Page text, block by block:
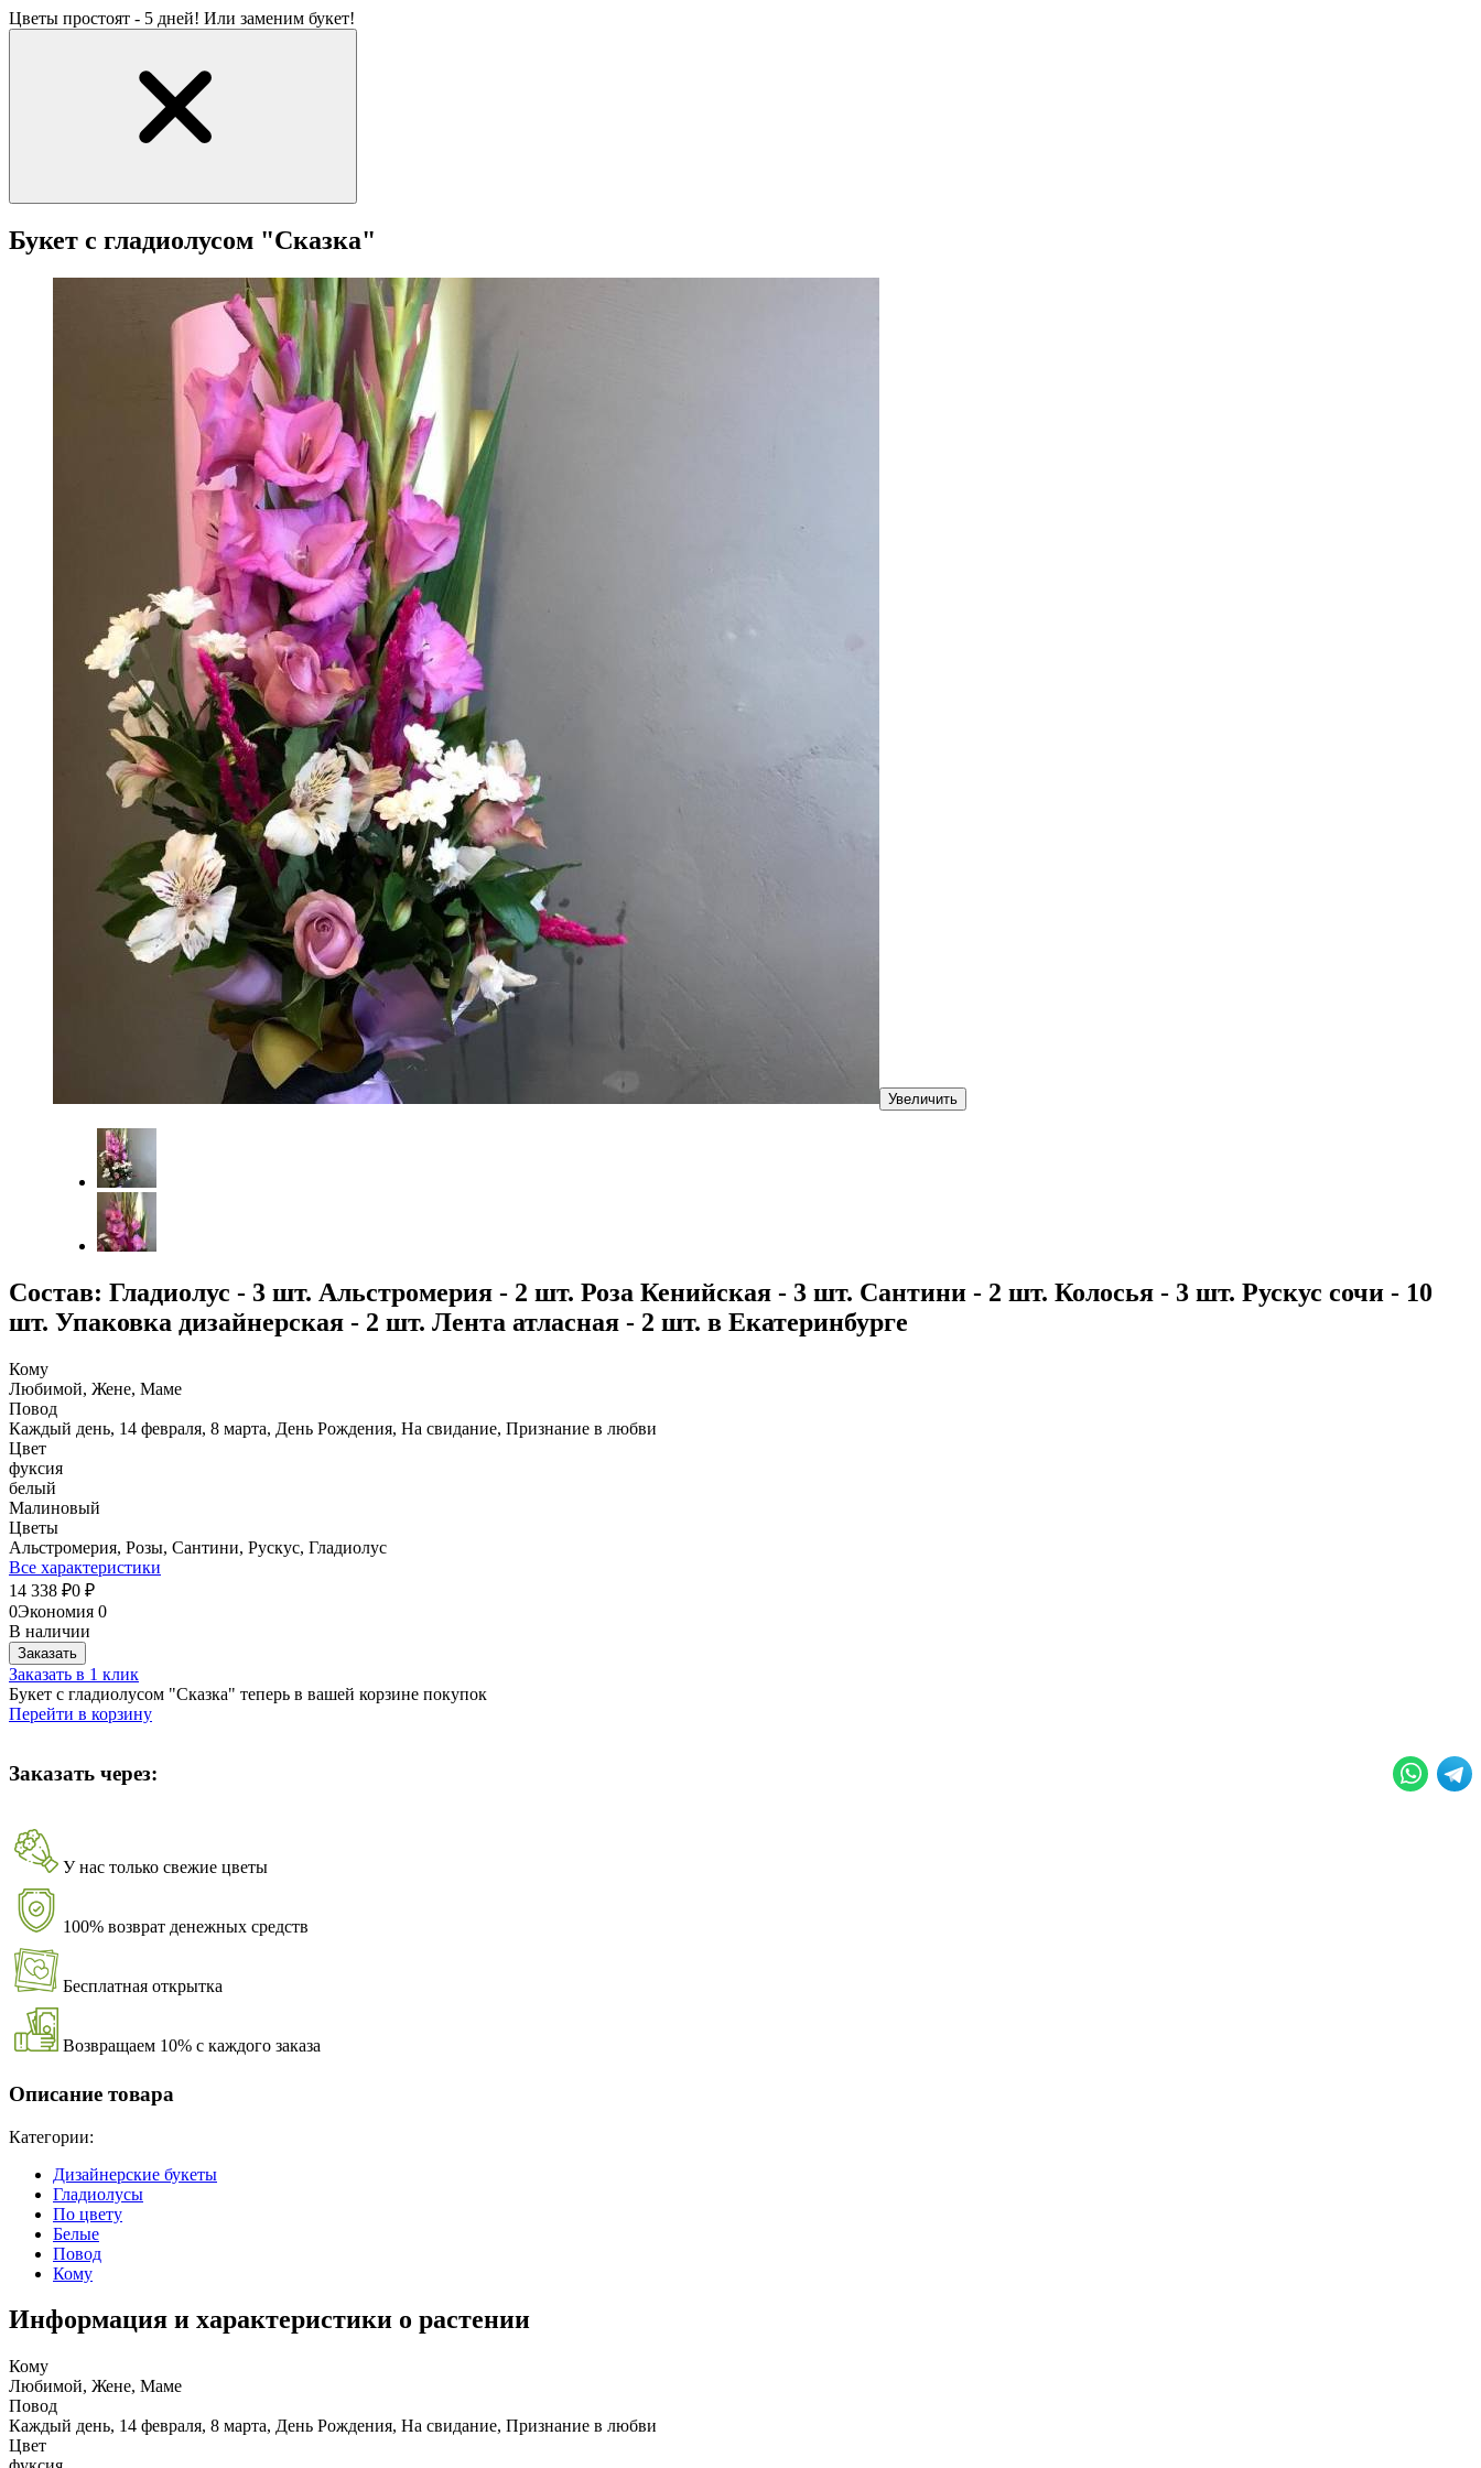
Цветы простоят - 5 дней! Или заменим букет!
Букет с гладиолусом "Сказка"
Увеличить
Состав: Гладиолус - 3 шт. Альстромерия - 2 шт. Роза Кенийская - 3 шт. Сантини - 2 шт. Колосья - 3 шт. Рускус сочи - 10
шт. Упаковка дизайнерская - 2 шт. Лента атласная - 2 шт. в Екатеринбурге
Кому
Любимой, Жене, Маме
Повод
Каждый день, 14 февраля, 8 марта, День Рождения, На свидание, Признание в любви
Цвет
фуксия
белый
Малиновый
Цветы
Альстромерия, Розы, Сантини, Рускус, Гладиолус
Все характеристики
14 338 ₽0 ₽
0Экономия 0
В наличии
Заказать
Заказать в 1 клик
Букет с гладиолусом "Сказка" теперь в вашей корзине покупок
Перейти в корзину
Заказать через:
У нас только свежие цветы
100% возврат денежных средств
Бесплатная открытка
Возвращаем 10% с каждого заказа
Описание товара
Категории:
Дизайнерские букеты
Гладиолусы
По цвету
Белые
Повод
Кому
Информация и характеристики о растении
Кому
Любимой, Жене, Маме
Повод
Каждый день, 14 февраля, 8 марта, День Рождения, На свидание, Признание в любви
Цвет